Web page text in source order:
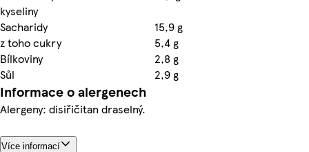
kyseliny
Sacharidy
15,9 g
z toho cukry
5,4 g
Bílkoviny
2,8 g
Sůl
2,9 g
Informace o alergenech
Alergeny: disiřičitan draselný.
Více informací